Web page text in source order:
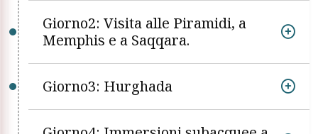
Giorno2: Visita alle Piramidi, a
Memphis e a Saqqara.
Giorno3: Hurghada